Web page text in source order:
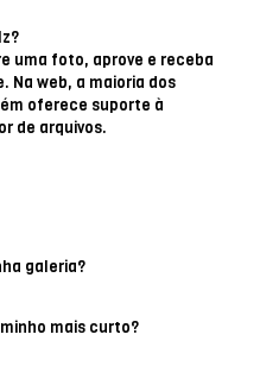
uma foto, aprove e receba
Na web, a maioria dos
oferece suporte à
de arquivos.
galeria?
mais curto?